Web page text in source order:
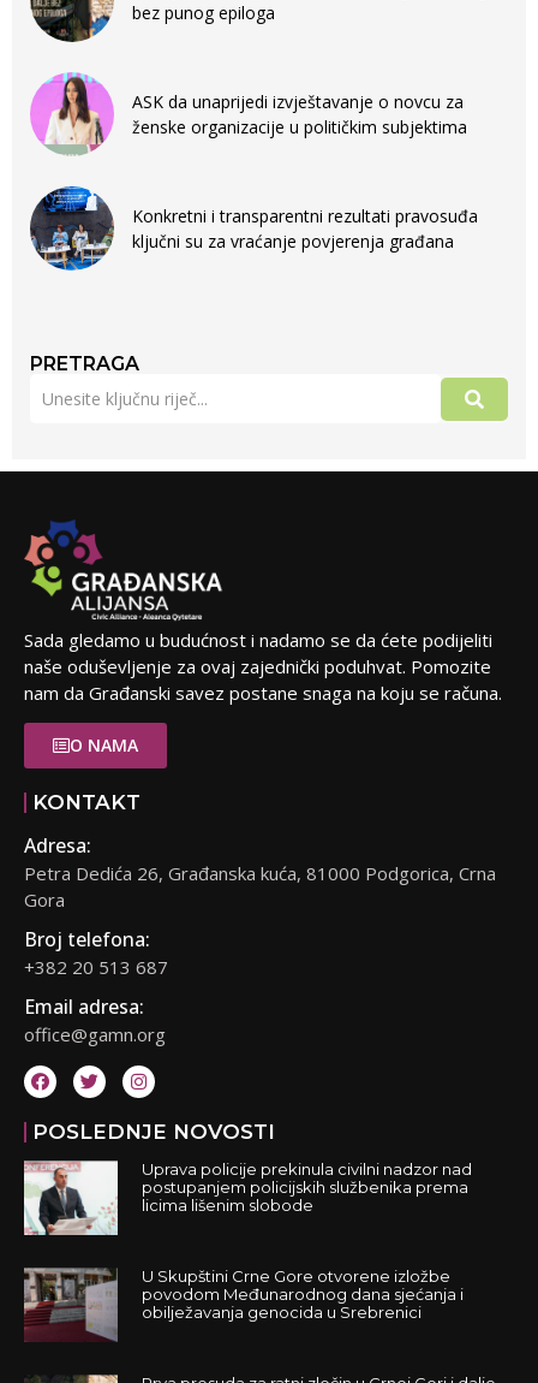
bez punog epiloga
ASK da unaprijedi izvještavanje o novcu za
ženske organizacije u političkim subjektima
Konkretni i transparentni rezultati pravosuđa
ključni su za vraćanje povjerenja građana
PRETRAGA
Sada gledamo u budućnost i nadamo se da ćete podijeliti
naše oduševljenje za ovaj zajednički poduhvat. Pomozite
nam da Građanski savez postane snaga na koju se računa.
O NAMA
KONTAKT
Adresa:
Petra Dedića 26, Građanska kuća, 81000 Podgorica, Crna
Gora
Broj telefona:
+382 20 513 687
Email adresa:
office@gamn.org
POSLEDNJE NOVOSTI
Uprava policije prekinula civilni nadzor nad
postupanjem policijskih službenika prema
licima lišenim slobode
U Skupštini Crne Gore otvorene izložbe
povodom Međunarodnog dana sjećanja i
obilježavanja genocida u Srebrenici